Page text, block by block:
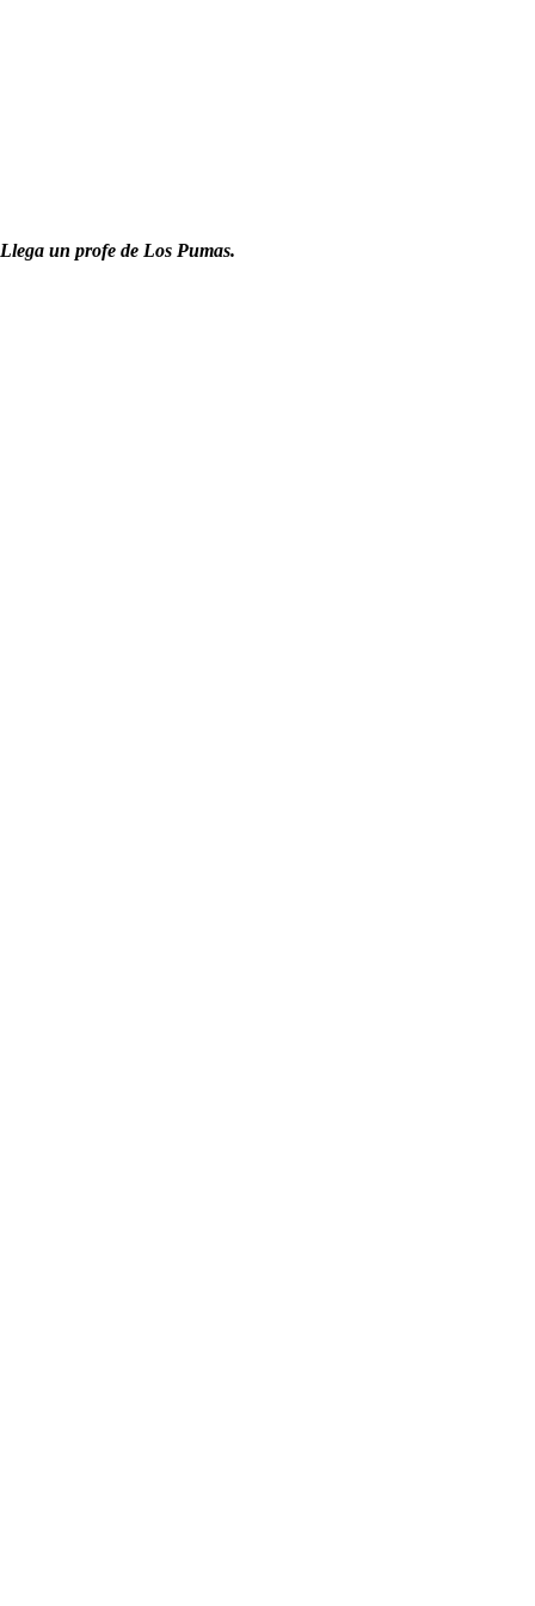
un profe de Los Pumas.